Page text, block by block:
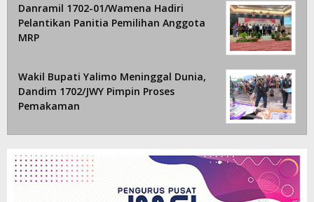
Danramil 1702-01/Wamena Hadiri
Pelantikan Panitia Pemilihan Anggota
MRP
Wakil Bupati Yalimo Meninggal Dunia,
Dandim 1702/JWY Pimpin Proses
Pemakaman